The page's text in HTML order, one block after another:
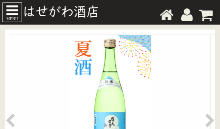
MENU